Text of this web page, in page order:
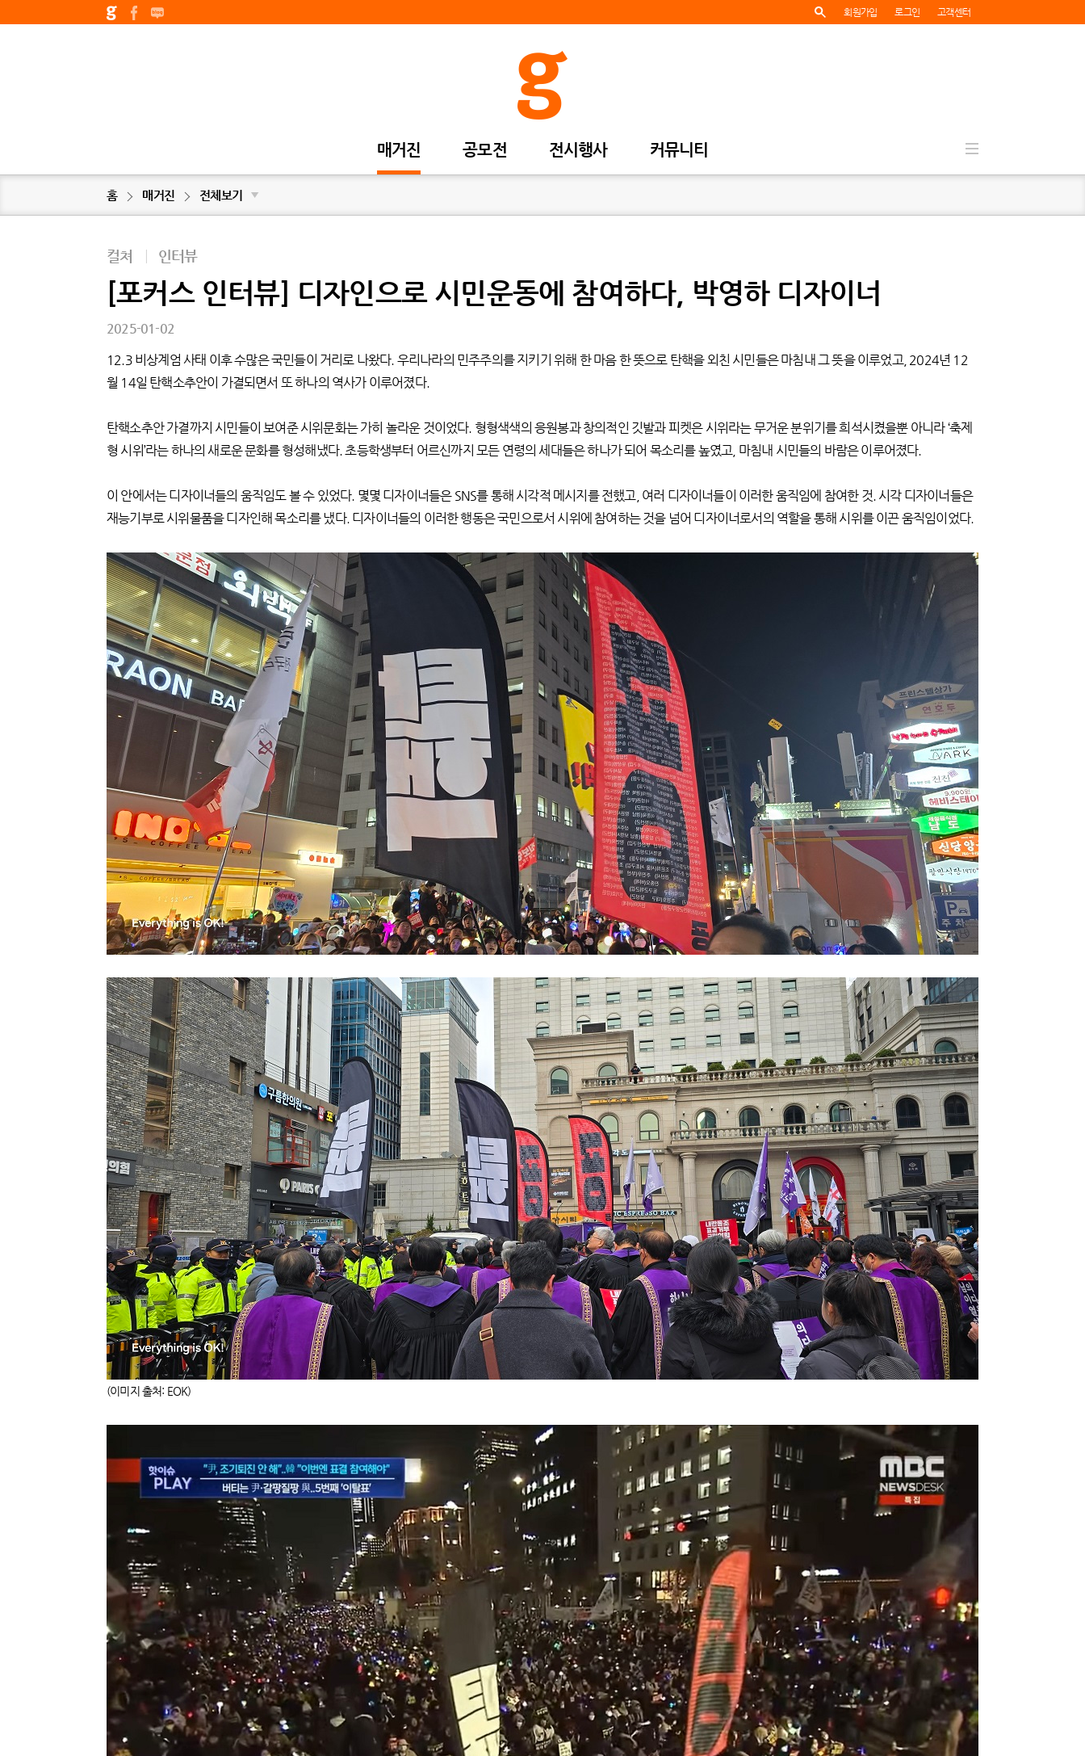
회원가입 로그인 고객센터
매거진 공모전 전시행사 커뮤니티
홈 매거진 전체보기 ▼
컬쳐 인터뷰
[포커스 인터뷰] 디자인으로 시민운동에 참여하다, 박영하 디자이너
2025-01-02
12.3 비상계엄 사태 이후 수많은 국민들이 거리로 나왔다. 우리나라의 민주주의를 지키기 위해 한 마음 한 뜻으로 탄핵을 외친 시민들은 마침내 그 뜻을 이루었고, 2024년 12
월 14일 탄핵소추안이 가결되면서 또 하나의 역사가 이루어졌다.
탄핵소추안 가결까지 시민들이 보여준 시위문화는 가히 놀라운 것이었다. 형형색색의 응원봉과 창의적인 깃발과 피켓은 시위라는 무거운 분위기를 희석시켰을뿐 아니라 ‘축제
형 시위’라는 하나의 새로운 문화를 형성해냈다. 초등학생부터 어르신까지 모든 연령의 세대들은 하나가 되어 목소리를 높였고, 마침내 시민들의 바람은 이루어졌다.
이 안에서는 디자이너들의 움직임도 볼 수 있었다. 몇몇 디자이너들은 SNS를 통해 시각적 메시지를 전했고, 여러 디자이너들이 이러한 움직임에 참여한 것. 시각 디자이너들은
재능기부로 시위물품을 디자인해 목소리를 냈다. 디자이너들의 이러한 행동은 국민으로서 시위에 참여하는 것을 넘어 디자이너로서의 역할을 통해 시위를 이끈 움직임이었다.
(이미지 출처: EOK)